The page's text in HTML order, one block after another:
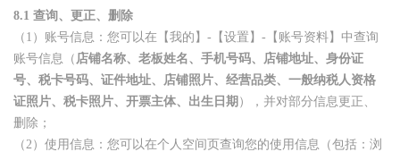
8.1 查询、更正、删除
（1）账号信息：您可以在【我的】-【设置】-【账号资料】中查询
账号信息（ 店铺名称、老板姓名、手机号码、店铺地址、身份证
号、税卡号码、证件地址、店铺照片、经营品类、一般纳税人资格
证照片、税卡照片、开票主体、出生日期 ），并对部分信息更正、
删除；
（2）使用信息：您可以在个人空间页查询您的使用信息（包括：浏